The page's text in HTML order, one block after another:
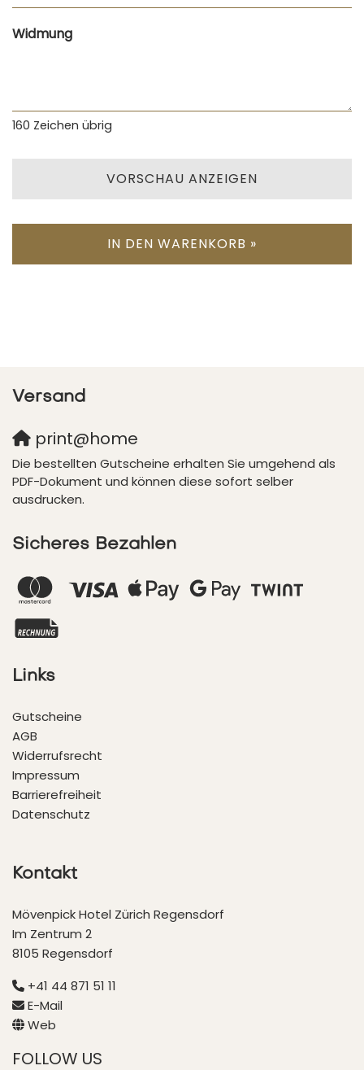
Widmung
160 Zeichen übrig
VORSCHAU ANZEIGEN
IN DEN WARENKORB »
Versand
print@home
Die bestellten Gutscheine erhalten Sie umgehend als
PDF-Dokument und können diese sofort selber
ausdrucken.
Sicheres Bezahlen
Links
Gutscheine
AGB
Widerrufsrecht
Impressum
Barrierefreiheit
Datenschutz
Kontakt
Mövenpick Hotel Zürich Regensdorf
Im Zentrum 2
8105 Regensdorf
+41 44 871 51 11
E-Mail
Web
FOLLOW US